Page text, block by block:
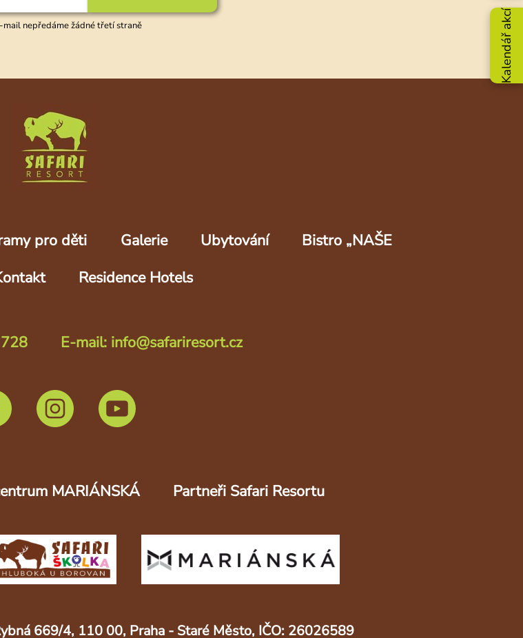
Kalendář akcí
mail nepředáme žádné třetí straně
pro děti Galerie Ubytování
Bistro „NAŠE
Residence Hotels
E-mail: info@safariresort.cz
MARIÁNSKÁ Partneři Safari Resortu
669/4, 110 00, Praha - Staré Město, IČO: 26026589